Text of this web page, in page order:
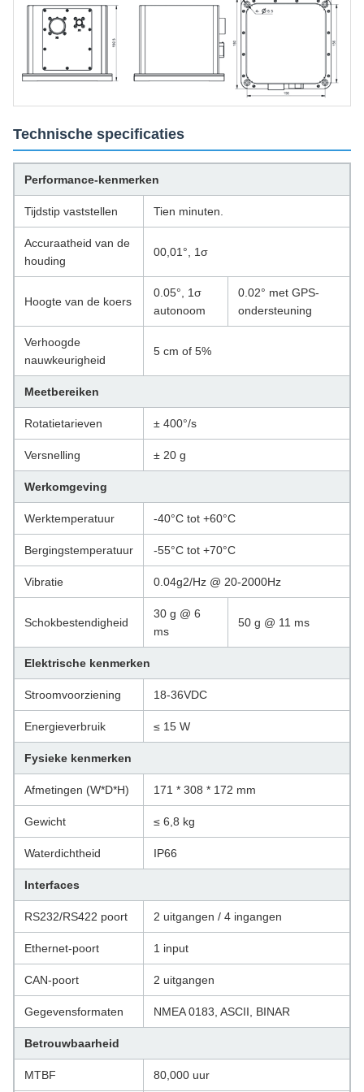
Technische specificaties
Performance-kenmerken
Tijdstip vaststellen Tien minuten.
Accuraatheid van de
houding
00,01°, 1σ
Hoogte van de koers
0.05°, 1σ
autonoom
0.02° met GPS-
ondersteuning
Verhoogde
nauwkeurigheid
5 cm of 5%
Meetbereiken
Rotatietarieven ± 400°/s
Versnelling ± 20 g
Werkomgeving
Werktemperatuur -40°C tot +60°C
Bergingstemperatuur -55°C tot +70°C
Vibratie 0.04g2/Hz @ 20-2000Hz
Schokbestendigheid
30 g @ 6
ms
50 g @ 11 ms
Elektrische kenmerken
Stroomvoorziening 18-36VDC
Energieverbruik ≤ 15 W
Fysieke kenmerken
Afmetingen (W*D*H) 171 * 308 * 172 mm
Gewicht ≤ 6,8 kg
Waterdichtheid IP66
Interfaces
RS232/RS422 poort 2 uitgangen / 4 ingangen
Ethernet-poort 1 input
CAN-poort 2 uitgangen
Gegevensformaten NMEA 0183, ASCII, BINAR
Betrouwbaarheid
MTBF 80,000 uur